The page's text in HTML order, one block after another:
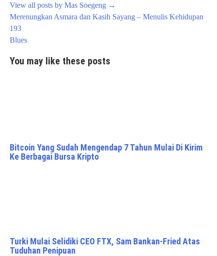
View all posts by Mas Soegeng →
Post
navigation
Merenungkan Asmara dan Kasih Sayang – Menulis Kehidupan
193
Blues
You may like these posts
Bitcoin Yang Sudah Mengendap 7 Tahun Mulai Di Kirim
Ke Berbagai Bursa Kripto
Turki Mulai Selidiki CEO FTX, Sam Bankan-Fried Atas
Tuduhan Penipuan